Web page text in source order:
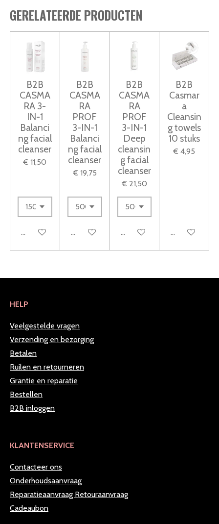
n
g
e
r
e
r
r
e
n
e
r
r
n
e
r
e
r
r
e
n
e
n
GERELATEERDE PRODUCTEN
B2B
CASMA
RA 3-
IN-1
Balanci
ng facial
cleanser
€ 11,50
In winkelwagen
B2B
CASMA
RA
PROF
3-IN-1
Balanci
ng facial
cleanser
€ 19,75
In winkelwagen
B2B
CASMA
RA
PROF
3-IN-1
Deep
cleansin
g facial
cleanser
€ 21,50
In winkelwagen
B2B
Casmar
a
Cleansin
g towels
10 stuks
€ 4,95
In
HELP
Veelgestelde vragen
Verzending en bezorging
Betalen
Ruilen en retourneren
Grantie en reparatie
Bestellen
B2B inloggen
KLANTENSERVICE
Contacteer ons
Onderhoudsaanvraag
Reparatieaanvraag Retouraanvraag
Cadeaubon